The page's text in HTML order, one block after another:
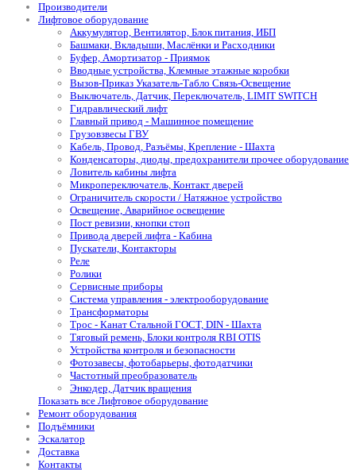
Производители
Лифтовое оборудование
Аккумулятор, Вентилятор, Блок питания, ИБП
Башмаки, Вкладыши, Маслёнки и Расходники
Буфер, Амортизатор - Приямок
Вводные устройства, Клемные этажные коробки
Вызов-Приказ Указатель-Табло Связь-Освещение
Выключатель, Датчик, Переключатель, LIMIT SWITCH
Гидравлический лифт
Главный привод - Машинное помещение
Грузовзвесы ГВУ
Кабель, Провод, Разъёмы, Крепление - Шахта
Конденсаторы, диоды, предохранители прочее оборудование
Ловитель кабины лифта
Микропереключатель, Контакт дверей
Ограничитель скорости / Натяжное устройство
Освещение, Аварийное освещение
Пост ревизии, кнопки стоп
Привода дверей лифта - Кабина
Пускатели, Контакторы
Реле
Ролики
Сервисные приборы
Система управления - электрооборудование
Трансформаторы
Трос - Канат Стальной ГОСТ, DIN - Шахта
Тяговый ремень, Блоки контроля RBI OTIS
Устройства контроля и безопасности
Фотозавесы, фотобарьеры, фотодатчики
Частотный преобразователь
Энкодер, Датчик вращения
Показать все Лифтовое оборудование
Ремонт оборудования
Подъёмники
Эскалатор
Доставка
Контакты